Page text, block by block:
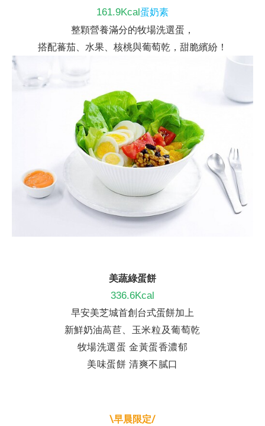
161.9Kcal蛋奶素
整顆營養滿分的牧場洗選蛋，
搭配蕃茄、水果 、核桃與葡萄乾，甜脆繽紛！
美蔬綠蛋餅
336.6Kcal
早安美芝城首創台式蛋餅加上
新鮮奶油萵苣、 玉米粒及葡萄乾
牧場洗選蛋 金黃蛋香濃郁
美味蛋餅 清爽不膩口
\早晨限定/